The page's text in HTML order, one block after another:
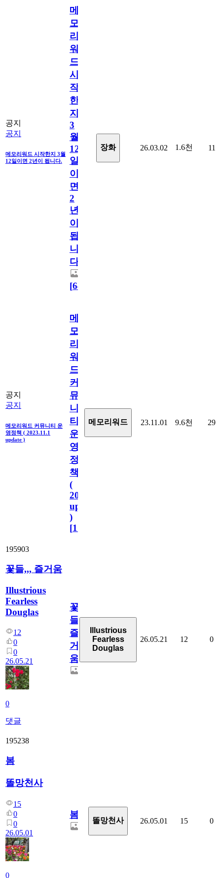
공지
공지
메모리워드 시작한지 3월
12일이면 2년이 됩니다.
메
모
리
워
드
시
작
한
지
3
월
12
일
이
면
2
년
이
됩
니
다.
[64
장화 26.03.02 1.6천 11
공지
공지
메모리워드 커뮤니티 운
영정책 ( 2023.11.1
update )
메
모
리
워
드
커
뮤
니
티
운
영
정
책
(
2023.11.1
update
)
[110
메모리워드 23.11.01 9.6천 29
195903
꽃들,,, 즐거움
Illustrious
Fearless
Douglas
12
0
0
26.05.21
0
댓글
꽃
들,,,
즐
거
움
Illustrious
Fearless
Douglas
26.05.21 12 0
195238
봄
똘망천사
15
0
0
26.05.01
0
봄
똘망천사 26.05.01 15 0